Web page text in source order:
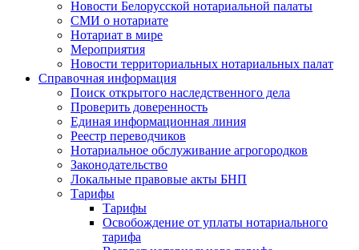
Новости Белорусской нотариальной палаты
СМИ о нотариате
Нотариат в мире
Мероприятия
Новости территориальных нотариальных палат
Справочная информация
Поиск открытого наследственного дела
Проверить доверенность
Единая информационная линия
Реестр переводчиков
Нотариальное обслуживание агрогородков
Законодательство
Локальные правовые акты БНП
Тарифы
Тарифы
Освобождение от уплаты нотариального
тарифа